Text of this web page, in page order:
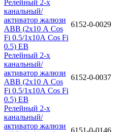
Релейный 2-х
канальный/
активатор жалюзи
ABB (2х10 А Cos
Fi 0.5/1х10А Cos Fi
0.5) EB
6152-0-0029
Релейный 2-х
канальный/
активатор жалюзи
ABB (2х10 А Cos
Fi 0.5/1х10А Cos Fi
0.5) EB
6152-0-0037
Релейный 2-х
канальный/
активатор жалюзи
6151-0-0146